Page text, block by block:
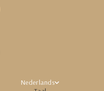
Nederlands